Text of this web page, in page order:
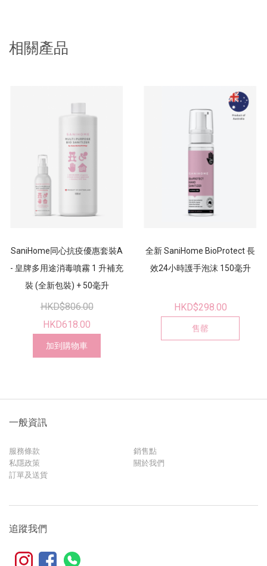
相關產品
SaniHome同心抗疫優惠套裝A
- 皇牌多用途消毒噴霧 1 升補充
裝 (全新包裝) + 50毫升
HKD$806.00
HKD618.00
加到購物車
全新 SaniHome BioProtect 長
效24小時護手泡沫 150毫升
HKD$298.00
售罄
一般資訊
服務條款
私隱政策
訂單及送貨
銷售點
關於我們
追蹤我們